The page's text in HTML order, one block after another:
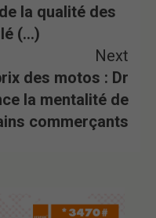
la qualité des
(…)
Next
des motos : Dr
la mentalité de
commerçants